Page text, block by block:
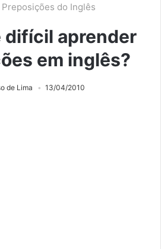
Preposições do Inglês
difícil aprender
em inglês?
de Lima 13/04/2010